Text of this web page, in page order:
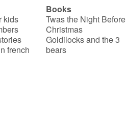
kids
french
Books
Twas the Night Before
Christmas
Goldilocks and the 3
bears